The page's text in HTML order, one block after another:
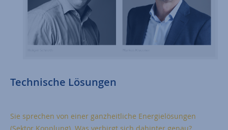
Technische Lösungen
Sie sprechen von einer ganzheitliche Energielösungen
(Sektor Kopplung). Was verbirgt sich dahinter genau?